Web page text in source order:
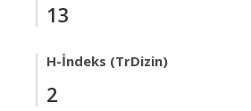
13
H-İndeks (TrDizin)
2